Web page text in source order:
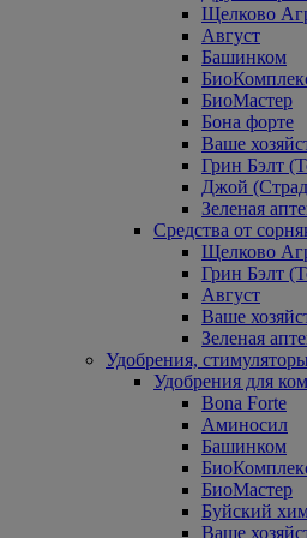
Щелково
Август
Башинком
БиоМастер
Бона форте
Ваше
Грин Бэлт
Джой
Зеленая
Средства от
Щелково
Грин Бэлт
Август
Ваше
Зеленая
Удобрения,
Удобрения для
Bona Forte
Аминосил
Башинком
БиоМастер
Буйский
Ваше